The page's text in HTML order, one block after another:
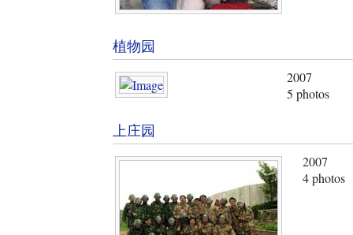
植物园
2007
5 photos
上庄园
2007
4 photos